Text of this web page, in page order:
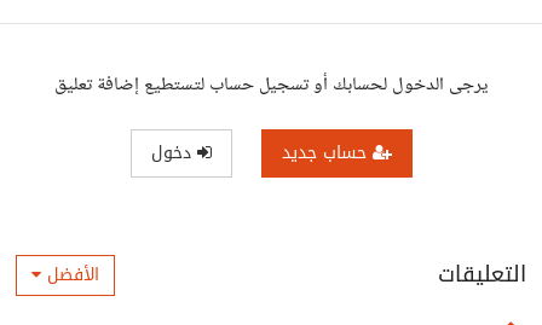
يرجى الدخول لحسابك أو تسجيل حساب لتستطيع إضافة تعليق
حساب جديد دخول
التعليقات الأفضل